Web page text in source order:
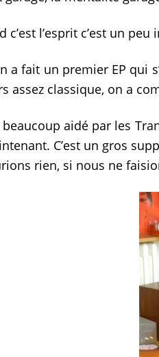
c’est l’esprit c’est un
a fait un premier EP qui
assez classique, on a
beaucoup aidé par les
C’est un gros
rien, si nous ne